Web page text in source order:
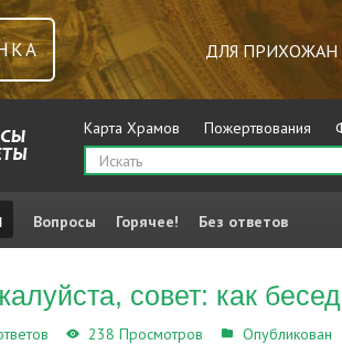
ДЛЯ ПРИХОЖАН
Карта Храмов Пожертвования
Вопросы Горячее! Без ответов
совет: как
238 Просмотров Опубликован